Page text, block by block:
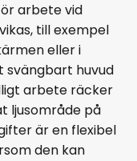
arbete vid
till exempel
eller i
svängbart huvud
arbete räcker
ljusområde på
är en flexibel
den kan